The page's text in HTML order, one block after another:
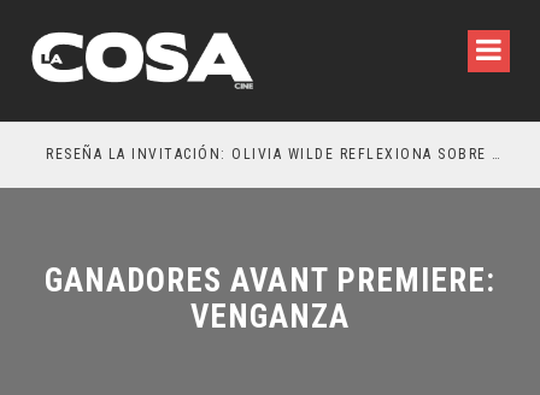
RESEÑA LA INVITACIÓN: OLIVIA WILDE REFLEXIONA SOBRE LA VIDA CONYUGAL
GANADORES AVANT PREMIERE:
VENGANZA